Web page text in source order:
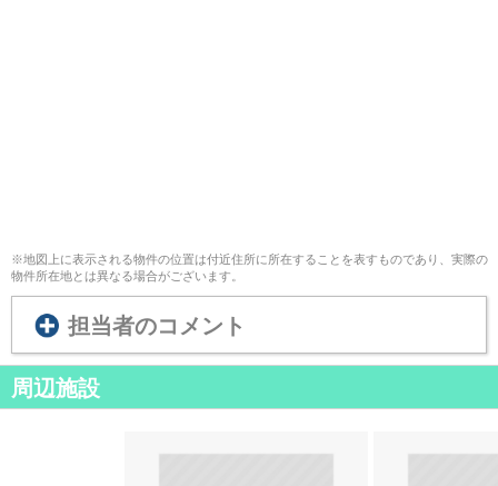
※地図上に表示される物件の位置は付近住所に所在することを表すものであり、実際の
物件所在地とは異なる場合がございます。
担当者のコメント
周辺施設